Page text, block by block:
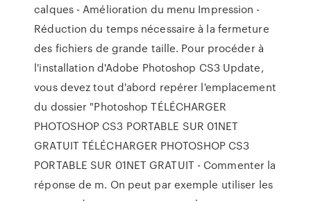
calques - Amélioration du menu Impression -
Réduction du temps nécessaire à la fermeture
des fichiers de grande taille. Pour procéder à
l'installation d'Adobe Photoshop CS3 Update,
vous devez tout d'abord repérer l'emplacement
du dossier "Photoshop TÉLÉCHARGER
PHOTOSHOP CS3 PORTABLE SUR 01NET
GRATUIT TÉLÉCHARGER PHOTOSHOP CS3
PORTABLE SUR 01NET GRATUIT - Commenter la
réponse de m. On peut par exemple utiliser les